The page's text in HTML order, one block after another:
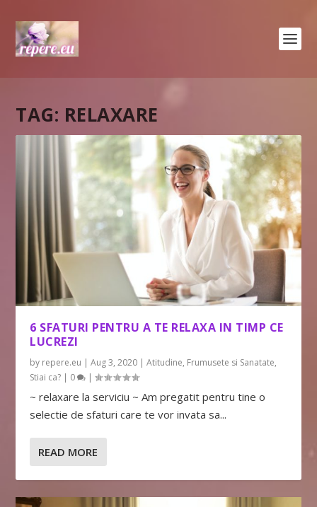
TAG: RELAXARE
6 SFATURI PENTRU A TE RELAXA IN TIMP CE
LUCREZI
by repere.eu |Aug 3, 2020 |Atitudine, Frumusete si Sanatate,
Stiai ca? | 0 |
~ relaxare la serviciu ~ Am pregatit pentru tine o
selectie de sfaturi care te vor invata sa...
READ MORE